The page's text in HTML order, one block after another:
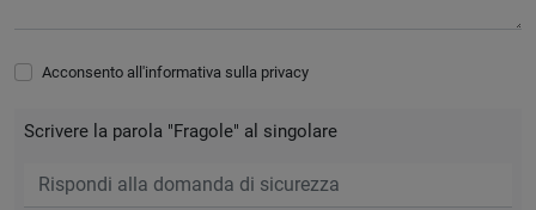
Acconsento all'informativa sulla privacy
Scrivere la parola "Fragole" al singolare